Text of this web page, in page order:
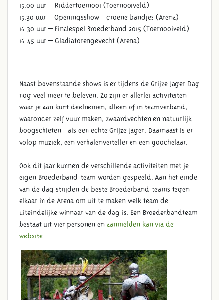
15.00 uur – Riddertoernooi (Toernooiveld)
15.30 uur – Openingsshow - groene bandjes (Arena)
16.30 uur – Finalespel Broederband 2015 (Toernooiveld)
16.45 uur – Gladiatorengevecht (Arena)
Naast bovenstaande shows is er tijdens de Grijze Jager Dag
nog veel meer te beleven. Zo zijn er allerlei activiteiten
waar je aan kunt deelnemen, alleen of in teamverband,
waaronder zelf vuur maken, zwaardvechten en natuurlijk
boogschieten - als een echte Grijze Jager. Daarnaast is er
volop muziek, een verhalenverteller en een goochelaar.
Ook dit jaar kunnen de verschillende activiteiten met je
eigen Broederband-team worden gespeeld. Aan het einde
van de dag strijden de beste Broederband-teams tegen
elkaar in de Arena om uit te maken welk team de
uiteindelijke winnaar van de dag is. Een Broederbandteam
bestaat uit vier personen en aanmelden kan via de
website